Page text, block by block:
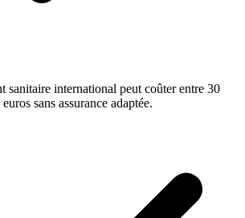
sanitaire international peut coûter entre 30
sans assurance adaptée.